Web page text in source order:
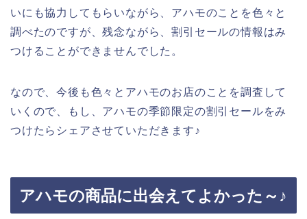
いにも協力してもらいながら、アハモのことを色々と
調べたのですが、残念ながら、割引セールの情報はみ
つけることができませんでした。
なので、今後も色々とアハモのお店のことを調査して
いくので、もし、アハモの季節限定の割引セールをみ
つけたらシェアさせていただきます♪
アハモの商品に出会えてよかった～♪